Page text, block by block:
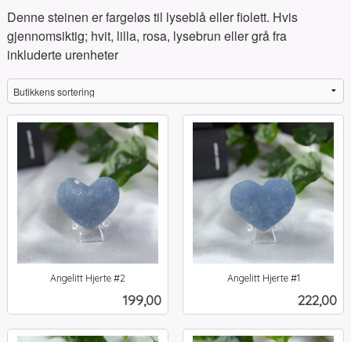
Denne steinen er fargeløs til lyseblå eller fiolett. Hvis
gjennomsiktig; hvit, lilla, rosa, lysebrun eller grå fra
inkluderte urenheter
Angelitt Hjerte #2
Pris
199,00
Angelitt Hjerte #1
Pris
222,00